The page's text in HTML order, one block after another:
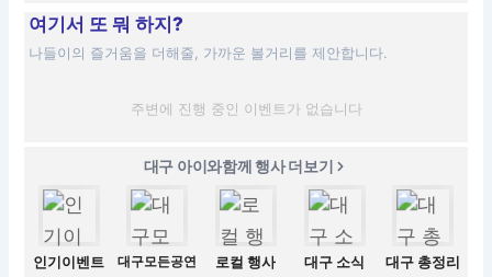
여기서 또 뭐 하지?
나들이의 즐거움을 더해줄, 가까운 볼거리를 제안합니다.
주변에 진행 중인 이벤트가 없습니다
대구 아이와함께 행사 더보기
인기이벤트 대구모든공연 로컬 행사 대구 소식 대구 총정리